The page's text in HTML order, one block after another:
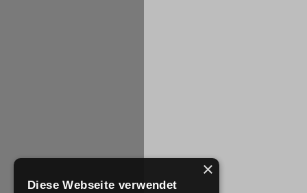
×
Diese Webseite verwendet